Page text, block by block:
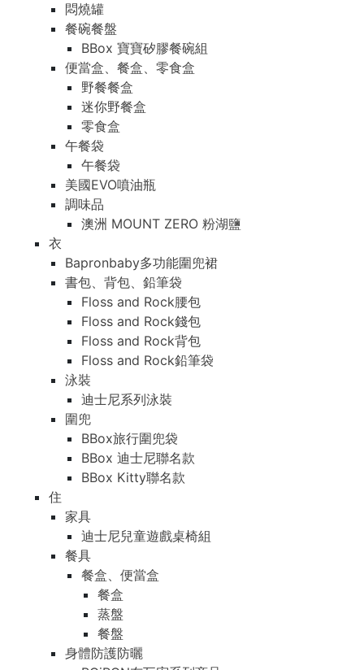
悶燒罐
餐碗餐盤
BBox 寶寶矽膠餐碗組
便當盒、餐盒、零食盒
野餐餐盒
迷你野餐盒
零食盒
午餐袋
午餐袋
美國EVO噴油瓶
調味品
澳洲 MOUNT ZERO 粉湖鹽
衣
Bapronbaby多功能圍兜裙
書包、背包、鉛筆袋
Floss and Rock腰包
Floss and Rock錢包
Floss and Rock背包
Floss and Rock鉛筆袋
泳裝
迪士尼系列泳裝
圍兜
BBox旅行圍兜袋
BBox 迪士尼聯名款
BBox Kitty聯名款
住
家具
迪士尼兒童遊戲桌椅組
餐具
餐盒、便當盒
餐盒
蒸盤
餐盤
身體防護防曬